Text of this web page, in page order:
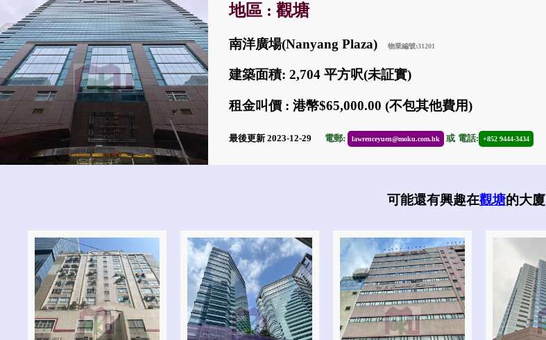
地區 : 觀塘
南洋廣場(Nanyang Plaza) 物業編號:31201
建築面積: 2,704 平方呎(未証實)
租金叫價 : 港幣$65,000.00 (不包其他費用)
最後更新 2023-12-29 電郵: lawrenceyuen@moku.com.hk 或 電話: +852 9444-3434
可能還有興趣在觀塘的大廈